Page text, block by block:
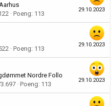
29.10.2023
Aarhus
Poeng 113
29.10.2023
Poeng 113
29.10.2023
Nordre Follo
Poeng 113